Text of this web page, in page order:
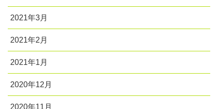
2021年3月
2021年2月
2021年1月
2020年12月
2020年11月